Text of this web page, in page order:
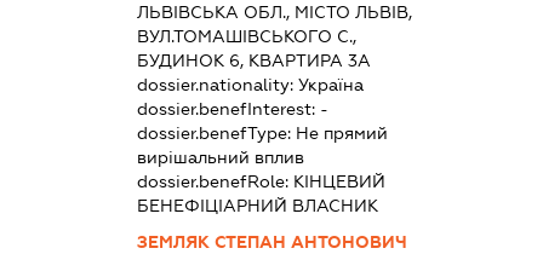
ЛЬВІВСЬКА ОБЛ., МІСТО ЛЬВІВ,
ВУЛ.ТОМАШІВСЬКОГО С.,
БУДИНОК 6, КВАРТИРА 3А
dossier.nationality: Україна
dossier.benefInterest: -
dossier.benefType: Не прямий
вирішальний вплив
dossier.benefRole: КІНЦЕВИЙ
БЕНЕФІЦІАРНИЙ ВЛАСНИК
ЗЕМЛЯК СТЕПАН АНТОНОВИЧ